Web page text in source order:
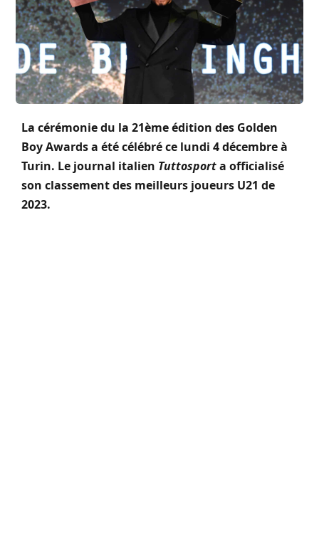
La cérémonie du la 21ème édition des Golden
Boy Awards a été célébré ce lundi 4 décembre à
Turin. Le journal italien Tuttosporta officialisé
son classement des meilleurs joueurs U21 de
2023.